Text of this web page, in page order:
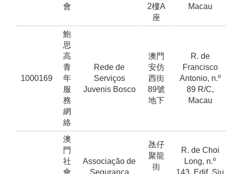
會
2樓A
座
Macau
1000169
鮑
思
高
青
年
服
務
網
絡
Rede de
Serviços
Juvenis Bosco
澳門
安仿
西街
89號
地下
R. de
Francisco
Antonio, n.º
89 R/C,
Macau
澳
門
社
會
Associação de
Segurança
氹仔
聚龍
街
R. de Choi
Long, n.º
143, Edif. Siu